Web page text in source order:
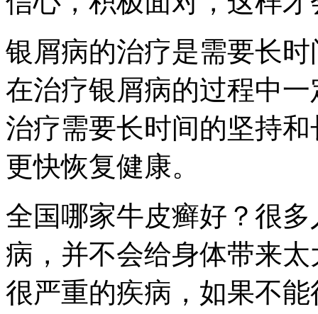
银屑病的治疗是需要长
在治疗银屑病的过程中
治疗需要长时间的坚持
更快恢复健康。
全国哪家牛皮癣好？很
病，并不会给身体带来
很严重的疾病，如果不